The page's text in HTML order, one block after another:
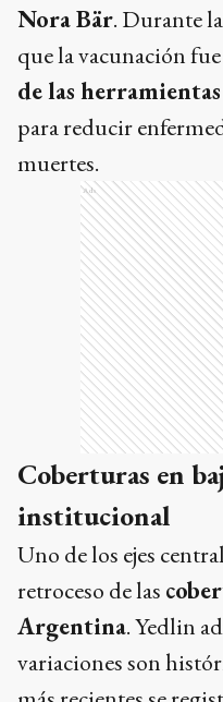
Nora Bär. Durante
que la vacunación
de las herramientas
para reducir
muertes.
Ads
Coberturas en
institucional
Uno de los ejes
retroceso de las
Argentina. Yedlin
variaciones son